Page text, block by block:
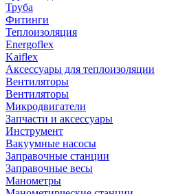
Труба
Фитинги
Теплоизоляция
Energoflex
Kaiflex
Аксессуары для теплоизоляции
Вентиляторы
Вентиляторы
Микродвигатели
Запчасти и аксессуары
Инструмент
Вакуумные насосы
Заправочные станции
Заправочные весы
Манометры